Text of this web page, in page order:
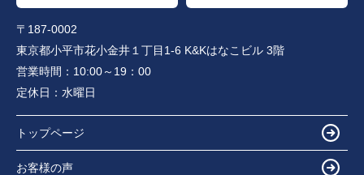
〒187-0002
東京都小平市花小金井１丁目1-6 K&Kはなこビル 3階
営業時間： 10:00～19：00
定休日： 水曜日
トップページ
お客様の声